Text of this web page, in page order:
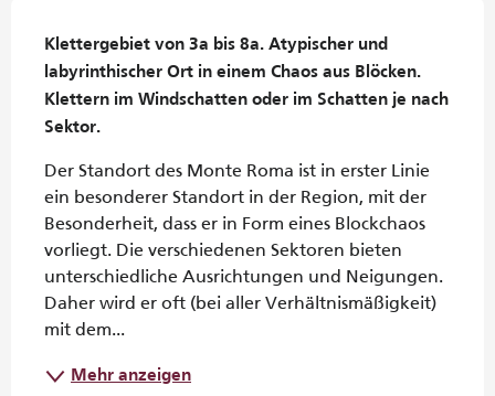
Klettergebiet von 3a bis 8a. Atypischer und
labyrinthischer Ort in einem Chaos aus Blöcken.
Klettern im Windschatten oder im Schatten je nach
Sektor.
Der Standort des Monte Roma ist in erster Linie
ein besonderer Standort in der Region, mit der
Besonderheit, dass er in Form eines Blockchaos
vorliegt. Die verschiedenen Sektoren bieten
unterschiedliche Ausrichtungen und Neigungen.
Daher wird er oft (bei aller Verhältnismäßigkeit)
mit dem...
Mehr anzeigen